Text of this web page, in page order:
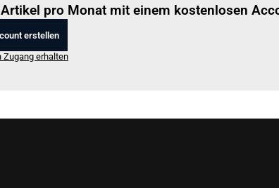
Artikel pro Monat mit einem kostenlosen
erstellen
Zugang erhalten